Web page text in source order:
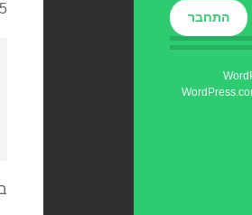
התחבר
5. נתונה הפונקציה הבאה, בסביבת 16bit:ב – C: